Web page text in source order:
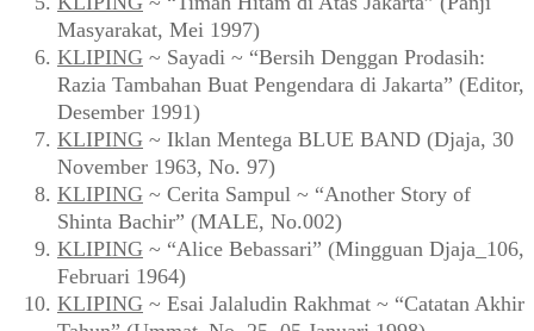
Masyarakat, Mei 1997)
KLIPING ~ Sayadi ~ “Bersih Denggan Prodasih:
Razia Tambahan Buat Pengendara di Jakarta” (Editor,
Desember 1991)
KLIPING ~ Iklan Mentega BLUE BAND (Djaja, 30
November 1963, No. 97)
KLIPING ~ Cerita Sampul ~ “Another Story of
Shinta Bachir” (MALE, No.002)
KLIPING ~ “Alice Bebassari” (Mingguan Djaja_106,
Februari 1964)
KLIPING ~ Esai Jalaludin Rakhmat ~ “Catatan Akhir